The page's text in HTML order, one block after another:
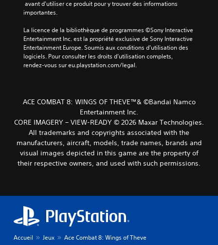
importantes.
La licence de la bibliothèque de programmes ©Sony Interactive
Entertainment Inc. est la propriété exclusive de Sony Interactive
Entertainment Europe. Soumis aux conditions d’utilisation des
logiciels. Pour consulter les droits d’utilisation complets,
rendez-vous sur eu.playstation.com/legal.
ACE COMBAT 8: WINGS OF THEVE™& ©Bandai Namco
Entertainment Inc.
CORE IMAGERY – VIEW-READY © 2026 Maxar Technologies.
All trademarks and copyrights associated with the
manufacturers, aircraft, models, trade names, brands and
visual images depicted in this game are the property of
their respective owners, and used with such permissions.
Accueil Jeux Ace Combat 8: Wings of Theve